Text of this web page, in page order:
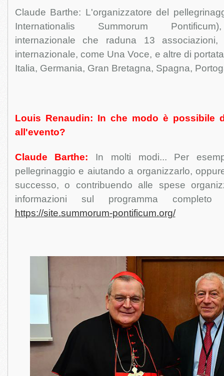
Claude Barthe: L'organizzatore del
Internationalis Summorum
internazionale che raduna 13
internazionale, come Una Voce, e altre di
Italia, Germania, Gran Bretagna, Spagna,
Louis Renaudin: In che modo è possibile
all'evento?
Claude Barthe: In molti modi... Per
pellegrinaggio e aiutando a organizzarlo,
successo, o contribuendo alle spese
informazioni sul programma completo
https://site.summorum-pontificum.org/